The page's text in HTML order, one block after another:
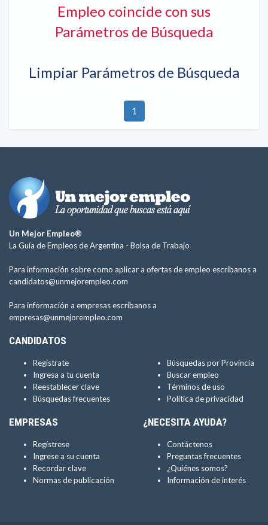
Empleo coincide con sus
Parámetros de Búsqueda
Limpiar Parámetros de Búsqueda
1
Un Mejor Empleo®
La Guía de Empleos de Argentina - Bolsa de Trabajo
Para información sobre como aplicar a ofertas de empleo escríbanos a
candidatos@unmejorempleo.com
Para información a empresas escríbanos a
empresas@unmejorempleo.com
CANDIDATOS
Regístrate
Ingresa a tu cuenta
Reestablecer clave
Búsquedas frecuentes
Búsquedas por Provincia
Buscar empleo
Términos de uso
Política de privacidad
EMPRESAS
Regístrese
Ingrese a su cuenta
Recordar clave
Normas de publicación
¿NECESITA AYUDA?
Contáctenos
Preguntas frecuentes
¿Quiénes somos?
Información de interés